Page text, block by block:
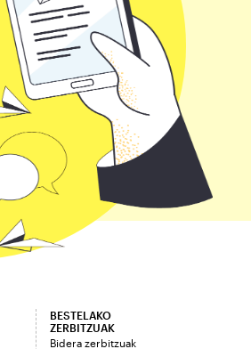
BESTELAKO
ZERBITZUAK
Bidera zerbitzuak